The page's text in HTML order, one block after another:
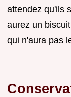
attendez qu'ils
aurez un
qui n'aura pas